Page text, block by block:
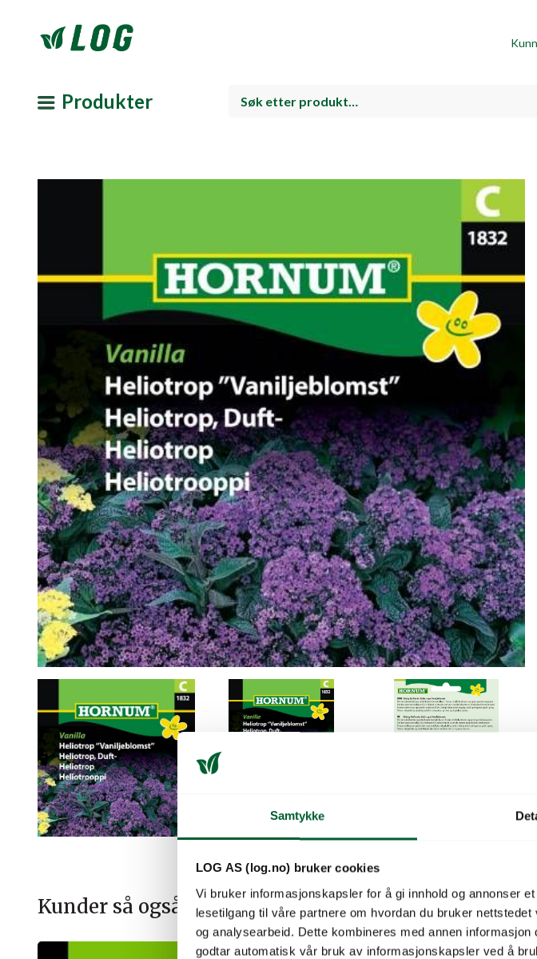
Samtykke
LOG AS (log.no) bruker cookies
Vi bruker informasjonskapsler for å gi innhold og annonser
lesetilgang til våre partnere om hvordan du bruker
og analysearbeid. Dette kombineres med annen
godtar automatisk vår bruk av informasjonskapsler ved å
Produkter
Kunder så også på